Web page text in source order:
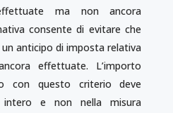
ma non ancora
consente di evitare che
anticipo di imposta relativa
effettuate. L’importo
con questo criterio deve
intero e non nella misura